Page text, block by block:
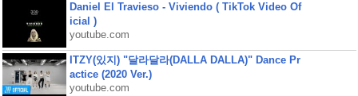
Daniel El Travieso - Viviendo ( TikTok Video Of
icial )
youtube.com
ITZY(있지) "달라달라(DALLA DALLA)" Dance Pr
actice (2020 Ver.)
youtube.com